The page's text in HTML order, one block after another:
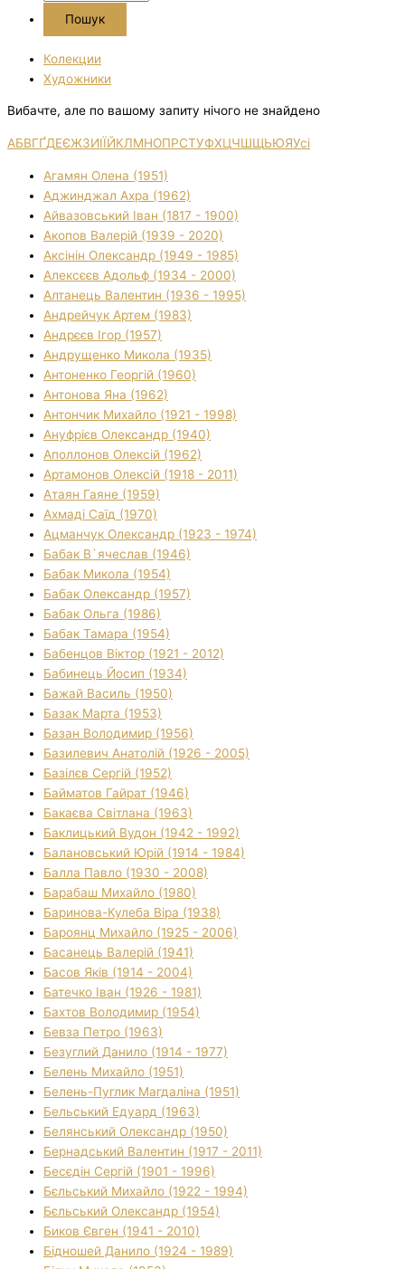
Колекции
Художники
Вибачте, але по вашому запиту нічого не знайдено
АБВГҐДЕЄЖЗИІЇЙКЛМНОПРСТУФХЦЧШЩЬЮЯУсі
Агамян Олена (1951)
Аджинджал Ахра (1962)
Айвазовський Іван (1817 - 1900)
Акопов Валерій (1939 - 2020)
Аксінін Олександр (1949 - 1985)
Алексєєв Адольф (1934 - 2000)
Алтанець Валентин (1936 - 1995)
Андрейчук Артем (1983)
Андрєєв Ігор (1957)
Андрущенко Микола (1935)
Антоненко Георгій (1960)
Антонова Яна (1962)
Антончик Михайло (1921 - 1998)
Ануфрієв Олександр (1940)
Аполлонов Олексій (1962)
Артамонов Олексій (1918 - 2011)
Атаян Гаяне (1959)
Ахмаді Саїд (1970)
Ацманчук Олександр (1923 - 1974)
Бабак В`ячеслав (1946)
Бабак Микола (1954)
Бабак Олександр (1957)
Бабак Ольга (1986)
Бабак Тамара (1954)
Бабенцов Віктор (1921 - 2012)
Бабинець Йосип (1934)
Бажай Василь (1950)
Базак Марта (1953)
Базан Володимир (1956)
Базилевич Анатолій (1926 - 2005)
Базілєв Сергій (1952)
Байматов Гайрат (1946)
Бакаєва Світлана (1963)
Баклицький Вудон (1942 - 1992)
Балановський Юрій (1914 - 1984)
Балла Павло (1930 - 2008)
Барабаш Михайло (1980)
Баринова-Кулеба Віра (1938)
Бароянц Михайло (1925 - 2006)
Басанець Валерій (1941)
Басов Яків (1914 - 2004)
Батечко Іван (1926 - 1981)
Бахтов Володимир (1954)
Бевза Петро (1963)
Безуглий Данило (1914 - 1977)
Белень Михайло (1951)
Белень-Пуглик Магдаліна (1951)
Бельський Едуард (1963)
Белянський Олександр (1950)
Бернадський Валентин (1917 - 2011)
Бесєдін Сергій (1901 - 1996)
Бєльський Михайло (1922 - 1994)
Бєльський Олександр (1954)
Биков Євген (1941 - 2010)
Бідношей Данило (1924 - 1989)